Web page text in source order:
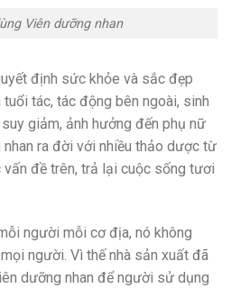
Viên dưỡng nhan
định sức khỏe và sắc đẹp
tác, tác động bên ngoài, sinh
giảm, ảnh hưởng đến phụ nữ
ra đời với nhiều thảo dược từ
đề trên, trả lại cuộc sống tươi
người mỗi cơ địa, nó không
người. Vì thế nhà sản xuất đã
dưỡng nhan để người sử dụng